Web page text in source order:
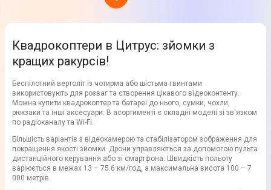
Квадрокоптери в Цитрус: зйомки з
кращих ракурсів!
Беспілотний вертоліт із чотирма або шістьма гвинтами
використовують для розваг та створення цікавого відеоконтенту.
Можна купити квадрокоптер та батареї до нього, сумки, чохли,
рюкзаки та інші аксесуари. В асортименті є складні моделі зі зв'язком
по радіоканалу та Wi-Fi.
Більшість варіантів з відеокамерою та стабілізатором зображення для
покращення якості зйомки. Дрони управляються за допомогою пульта
дистанційного керування або зі смартфона. Швидкість польоту
варіюється в межах 13 – 75.6 км/год, а максимальна висота 100 – 7
000 метрів.